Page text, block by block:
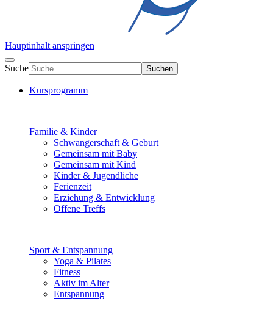
Hauptinhalt anspringen
Suche Suchen
Kursprogramm
Familie & Kinder
Schwangerschaft & Geburt
Gemeinsam mit Baby
Gemeinsam mit Kind
Kinder & Jugendliche
Ferienzeit
Erziehung & Entwicklung
Offene Treffs
Sport & Entspannung
Yoga & Pilates
Fitness
Aktiv im Alter
Entspannung